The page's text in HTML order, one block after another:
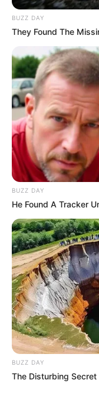
Krystyna
szpiegiem
wśród
historii
dla Iana
Bondzie. Jej
teraz James
thriller
znakomitą
BUZZ DAY
They Found The
BUZZ DAY
He Found A Tracker
BUZZ DAY
The Disturbing